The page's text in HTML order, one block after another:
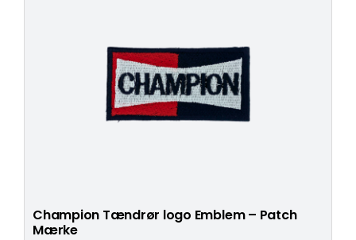
Champion Tændrør logo Emblem – Patch
Mærke